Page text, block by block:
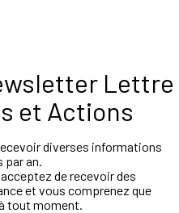
Lettre
et Actions
diverses informations
an.
de recevoir des
et vous comprenez que
tout moment.